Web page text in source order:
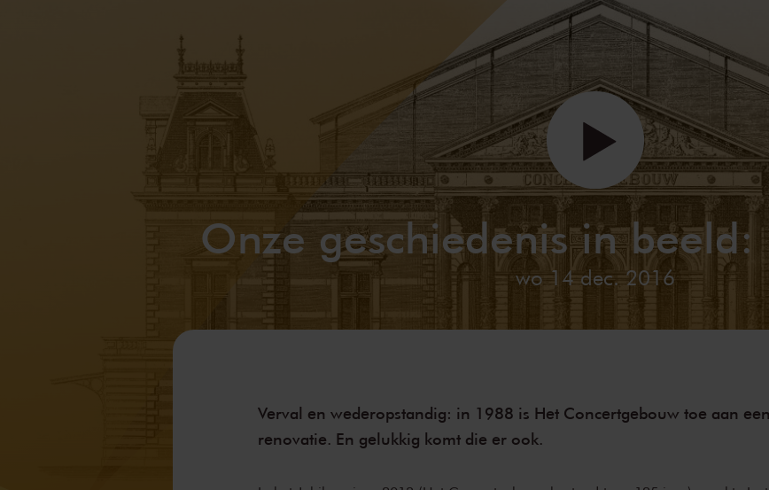
Onze geschiedenis in
wo 14 dec. 2016
Verval en wederopstandig: in 1988 is Het Concertgebouw toe aan
renovatie. En gelukkig komt die er ook.